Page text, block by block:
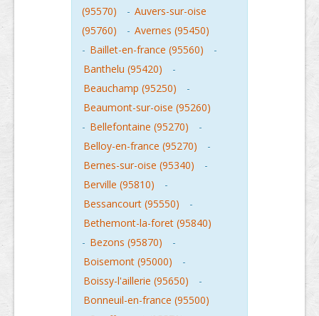
(95570)
- Auvers-sur-oise
(95760)
- Avernes (95450)
- Baillet-en-france (95560)
-
Banthelu (95420)
-
Beauchamp (95250)
-
Beaumont-sur-oise (95260)
- Bellefontaine (95270)
-
Belloy-en-france (95270)
-
Bernes-sur-oise (95340)
-
Berville (95810)
-
Bessancourt (95550)
-
Bethemont-la-foret (95840)
- Bezons (95870)
-
Boisemont (95000)
-
Boissy-l'aillerie (95650)
-
Bonneuil-en-france (95500)